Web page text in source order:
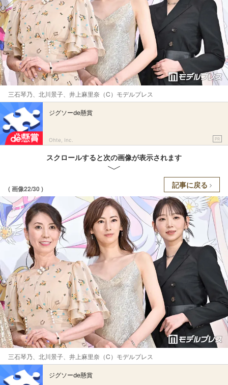
三石琴乃、北川景子、井上麻里奈（C）モデルプレス
ジグソーde懸賞
Ohte, Inc. PR
スクロールすると次の画像が表示されます
( 画像22/30 ) 記事に戻る
三石琴乃、北川景子、井上麻里奈（C）モデルプレス
ジグソーde懸賞